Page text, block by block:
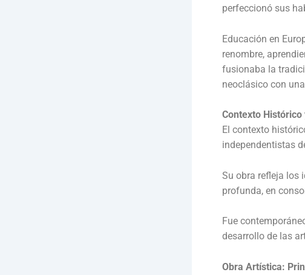
perfeccionó sus
Educación en
renombre,
fusionaba la
neoclásico con
Contexto Histórico
El contexto
independentistas
Su obra refleja los
profunda, en
Fue
desarrollo de las
Obra Artística: